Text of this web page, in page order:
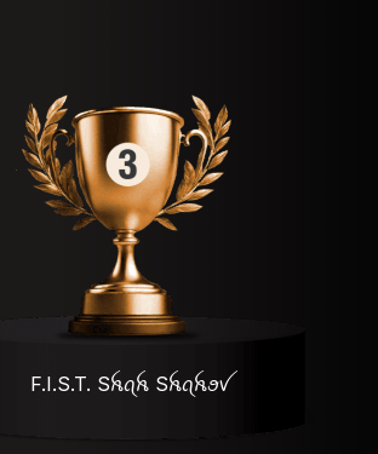
F.I.S.T. Sꫝꪖꫝ Sꫝꪖꫝꪮꪜ